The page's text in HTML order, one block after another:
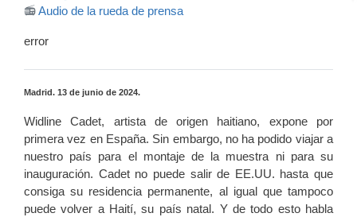
📻Audio de la rueda de prensa
error
Madrid. 13 de junio de 2024.
Widline Cadet, artista de origen haitiano, expone por
primera vez en España. Sin embargo, no ha podido viajar a
nuestro país para el montaje de la muestra ni para su
inauguración. Cadet no puede salir de EE.UU. hasta que
consiga su residencia permanente, al igual que tampoco
puede volver a Haití, su país natal. Y de todo esto habla